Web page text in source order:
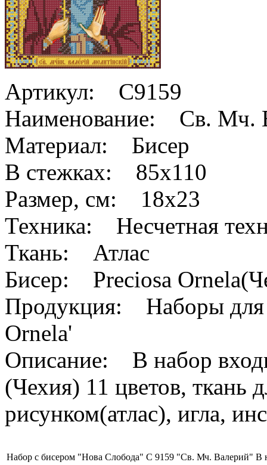
Артикул: С9159
Наименование: Св. Мч.
Материал: Бисер
В стежках: 85х110
Размер, см: 18x23
Техника: Несчетная
Ткань: Атлас
Бисер: Preciosa
Продукция: Наборы для
Ornela'
Описание: В набор
(Чехия) 11 цветов, ткань
рисунком(атлас), игла,
Набор с бисером "Нова Слобода" С 9159 "Св. Мч. Валерий" В